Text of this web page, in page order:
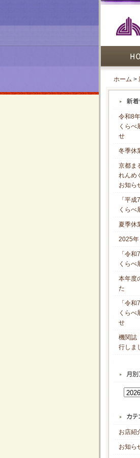
ホーム >
令和8
くらべ
せ
冬季休
京都ま
れんめ
お知ら
「平
くらべ
夏季休
2025年
「令
くらべ
本年度
た
「令
くらべ
せ
機関誌
行しま
お店紹
お知ら